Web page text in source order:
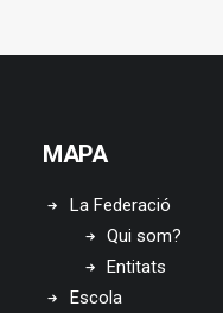
MAPA
La Federació
Qui som?
Entitats
Escola